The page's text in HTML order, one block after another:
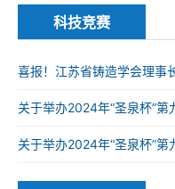
科技竞赛
喜报！江苏省铸造学会理事
九届全国铸造行业职业技能
关于举办2024年“圣泉杯”
的通知
关于举办2024年“圣泉杯”
的通知